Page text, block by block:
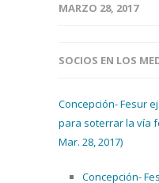
MARZO 28, 2017
SOCIOS EN LOS
Concepción- Fesur
para soterrar la vía
Mar. 28, 2017)
Concepción-